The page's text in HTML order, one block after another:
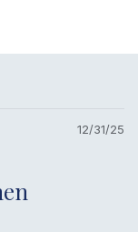
12/31/25